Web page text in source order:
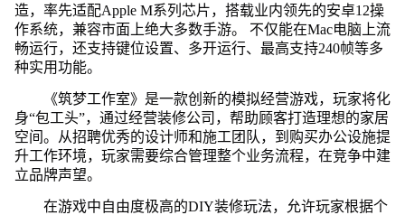
造，率先适配Apple M系列芯片，搭载业内领先的安卓12操
作系统，兼容市面上绝大多数手游。 不仅能在Mac电脑上流
畅运行，还支持键位设置、多开运行、最高支持240帧等多
种实用功能。
《筑梦工作室》是一款创新的模拟经营游戏，玩家将化
身“包工头”，通过经营装修公司，帮助顾客打造理想的家居
空间。从招聘优秀的设计师和施工团队，到购买办公设施提
升工作环境，玩家需要综合管理整个业务流程，在竞争中建
立品牌声望。
在游戏中自由度极高的DIY装修玩法，允许玩家根据个